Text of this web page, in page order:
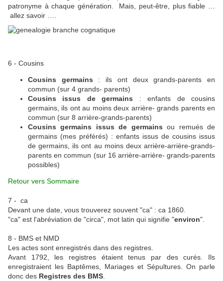
patronyme à chaque génération. Mais, peut-être, plus fiable …
allez savoir ….
6 - Cousins
Cousins germains : ils ont deux grands-parents en
commun (sur 4 grands- parents)
Cousins issus de germains : enfants de cousins
germains, ils ont au moins deux arrière- grands parents en
commun (sur 8 arrière-grands-parents)
Cousins germains issus de germains ou remués de
germains (mes préférés) : enfants issus de cousins issus
de germains, ils ont au moins deux arrière-arrière-grands-
parents en commun (sur 16 arrière-arrière- grands-parents
possibles)
Retour vers Sommaire
7 - ca
Devant une date, vous trouverez souvent "ca" : ca 1860.
"ca" est l'abréviation de "circa", mot latin qui signifie "environ".
8 - BMS et NMD
Les actes sont enregistrés dans des registres.
Avant 1792, les registres étaient tenus par des curés. Ils
enregistraient les Baptêmes, Mariages et Sépultures. On parle
donc des Registres des BMS